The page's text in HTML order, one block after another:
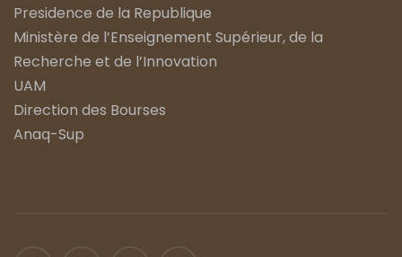
Presidence de la Republique
Ministère de l’Enseignement Supérieur, de la
Recherche et de l’Innovation
UAM
Direction des Bourses
Anaq-Sup